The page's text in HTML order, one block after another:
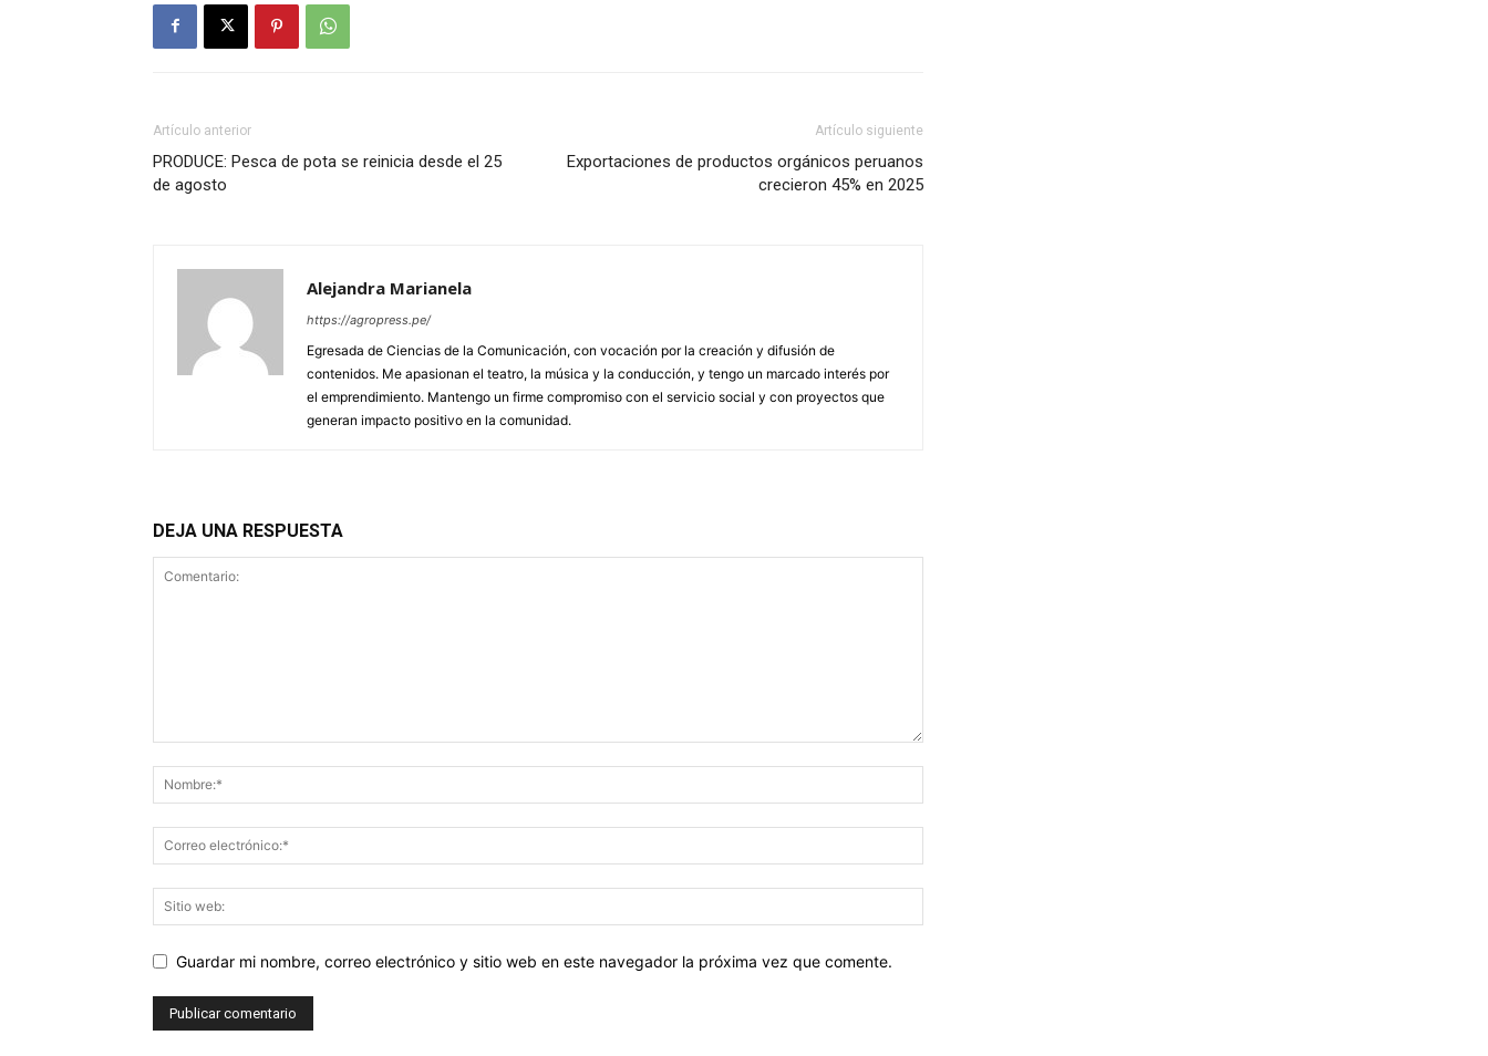
Artículo anterior
PRODUCE: Pesca de pota se reinicia desde el 25
de agosto
Artículo siguiente
Exportaciones de productos orgánicos peruanos
crecieron 45% en 2025
Alejandra Marianela
https://agropress.pe/
Egresada de Ciencias de la Comunicación, con vocación por la creación y difusión de
contenidos. Me apasionan el teatro, la música y la conducción, y tengo un marcado interés por
el emprendimiento. Mantengo un firme compromiso con el servicio social y con proyectos que
generan impacto positivo en la comunidad.
DEJA UNA RESPUESTA
Guardar mi nombre, correo electrónico y sitio web en este navegador la próxima vez que comente.